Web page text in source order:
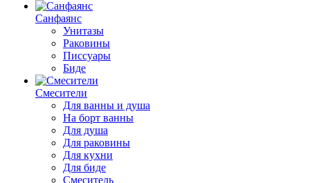
Санфаянс
Унитазы
Раковины
Писсуары
Биде
Смесители
Для ванны и душа
На борт ванны
Для душа
Для раковины
Для кухни
Для биде
Смеситель